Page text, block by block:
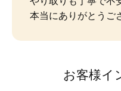
本当にありがとうご
お客様イ